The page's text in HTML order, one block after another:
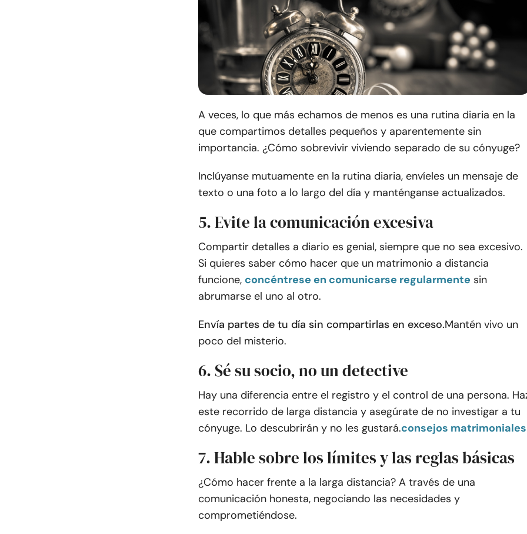
A veces, lo que más echamos de menos es una rutina diaria en la
que compartimos detalles pequeños y aparentemente sin
importancia. ¿Cómo sobrevivir viviendo separado de su cónyuge?
Inclúyanse mutuamente en la rutina diaria, envíeles un mensaje de
texto o una foto a lo largo del día y manténganse actualizados.
5. Evite la comunicación excesiva
Compartir detalles a diario es genial, siempre que no sea excesivo.
Si quieres saber cómo hacer que un matrimonio a distancia
funcione, concéntrese en comunicarse regularmente sin
abrumarse el uno al otro.
Envía partes de tu día sin compartirlas en exceso.Mantén vivo un
poco del misterio.
6. Sé su socio, no un detective
Hay una diferencia entre el registro y el control de una persona.
este recorrido de larga distancia y asegúrate de no investigar a tu
cónyuge. Lo descubrirán y no les gustará.consejos matrimoniales
7. Hable sobre los límites y las reglas básicas
¿Cómo hacer frente a la larga distancia? A través de una
comunicación honesta, negociando las necesidades y
comprometiéndose.